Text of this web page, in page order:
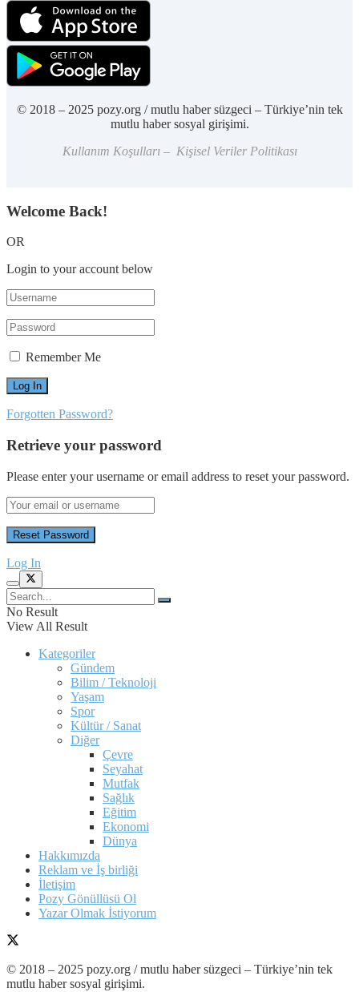
© 2018 – 2025 pozy.org / mutlu haber süzgeci – Türkiye’nin tek
mutlu haber sosyal girişimi.
Kullanım Koşulları – Kişisel Veriler Politikası
Welcome Back!
OR
Login to your account below
Remember Me
Forgotten Password?
Retrieve your password
Please enter your username or email address to reset your password.
Log In
No Result
View All Result
Kategoriler
Gündem
Bilim / Teknoloji
Yaşam
Spor
Kültür / Sanat
Diğer
Çevre
Seyahat
Mutfak
Sağlık
Eğitim
Ekonomi
Dünya
Hakkımızda
Reklam ve İş birliği
İletişim
Pozy Gönüllüsü Ol
Yazar Olmak İstiyorum
© 2018 – 2025 pozy.org / mutlu haber süzgeci – Türkiye’nin tek
mutlu haber sosyal girişimi.